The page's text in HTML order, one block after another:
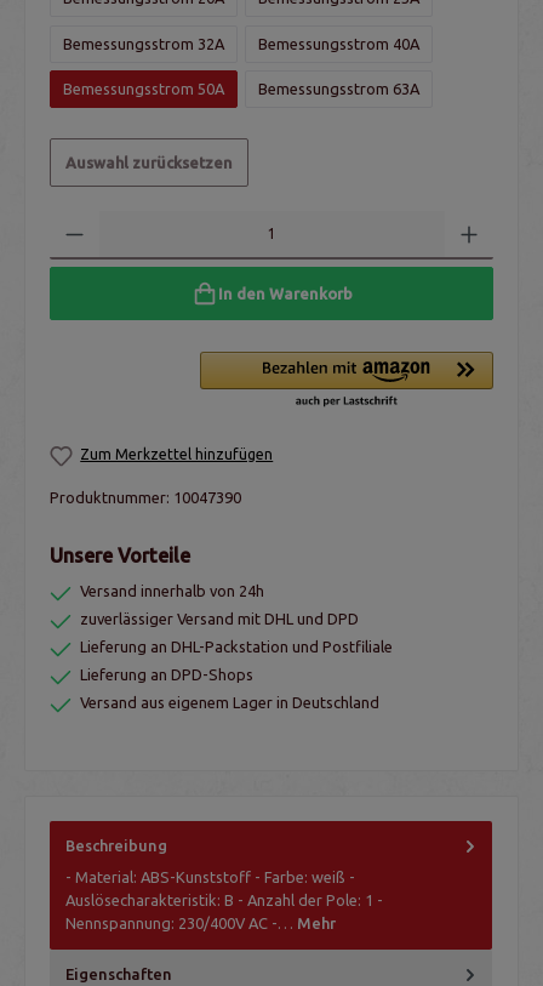
Bemessungsstrom 32A Bemessungsstrom 40A
Bemessungsstrom 50A Bemessungsstrom 63A
Auswahl zurücksetzen
In den Warenkorb
Zum Merkzettel hinzufügen
Produktnummer: 10047390
Unsere Vorteile
Versand innerhalb von 24h
zuverlässiger Versand mit DHL und DPD
Lieferung an DHL-Packstation und Postfiliale
Lieferung an DPD-Shops
Versand aus eigenem Lager in Deutschland
Beschreibung
- Material: ABS-Kunststoff - Farbe: weiß -
Auslösecharakteristik: B - Anzahl der Pole: 1 -
Nennspannung: 230/400V AC -… Mehr
Eigenschaften